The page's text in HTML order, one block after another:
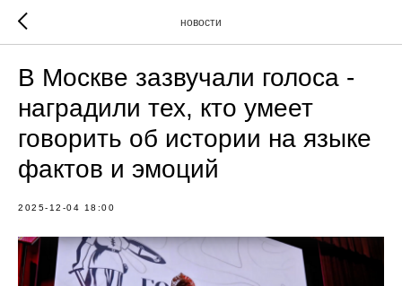
новости
В Москве зазвучали голоса -
наградили тех, кто умеет
говорить об истории на языке
фактов и эмоций
2025-12-04 18:00